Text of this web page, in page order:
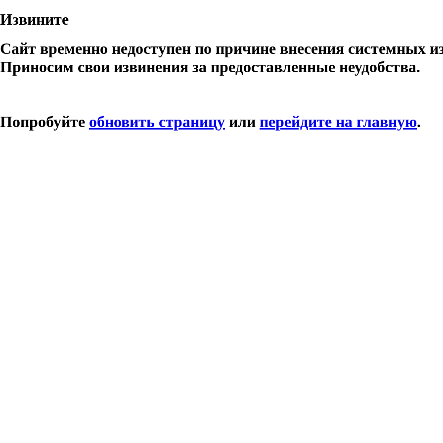
Извините
Сайт временно недоступен по причине внесения системных
Приносим свои извинения за предоставленные неудобства.
Попробуйте обновить страницу или перейдите на главную.